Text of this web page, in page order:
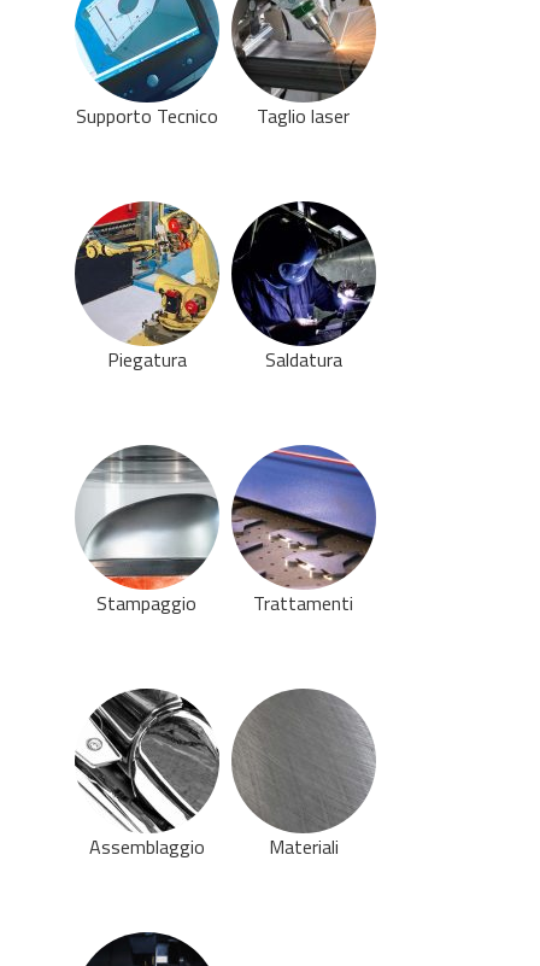
Supporto Tecnico Taglio laser
Piegatura Saldatura
Stampaggio Trattamenti
Assemblaggio Materiali